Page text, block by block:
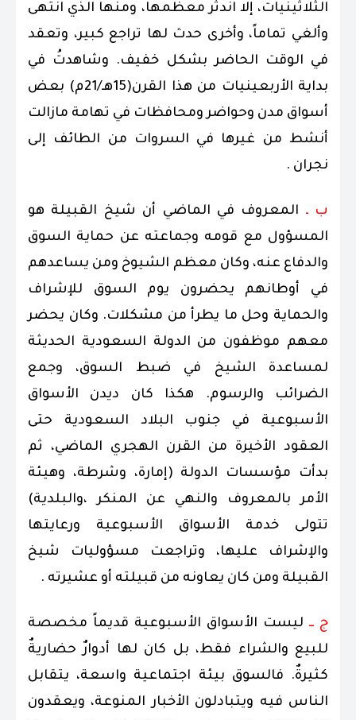
الثلاثينيات، إلا اندثر معظمها، ومنها الذي انتهى
وألغي تماماً، وأخرى حدث لها تراجع كبير، وتعقد
في الوقت الحاضر بشكل خفيف. وشاهدتُ في
بداية الأربعينيات من هذا القرن(15هـ/21م) بعض
أسواق مدن وحواضر ومحافظات في تهامة مازالت
أنشط من غيرها في السروات من الطائف إلى
نجران .
ب ـ المعروف في الماضي أن شيخ القبيلة هو
المسؤول مع قومه وجماعته عن حماية السوق
والدفاع عنه، وكان معظم الشيوخ ومن يساعدهم
في أوطانهم يحضرون يوم السوق للإشراف
والحماية وحل ما يطرأ من مشكلات. وكان يحضر
معهم موظفون من الدولة السعودية الحديثة
لمساعدة الشيخ في ضبط السوق، وجمع
الضرائب والرسوم. هكذا كان ديدن الأسواق
الأسبوعية في جنوب البلاد السعودية حتى
العقود الأخيرة من القرن الهجري الماضي، ثم
بدأت مؤسسات الدولة (إمارة، وشرطة، وهيئة
الأمر بالمعروف والنهي عن المنكر ،والبلدية)
تتولى خدمة الأسواق الأسبوعية ورعايتها
والإشراف عليها، وتراجعت مسؤوليات شيخ
القبيلة ومن كان يعاونه من قبيلته أو عشيرته .
ج ــ ليست الأسواق الأسبوعية قديماً مخصصة
للبيع والشراء فقط، بل كان لها أدوارٌ حضاريةٌ
كثيرةٌ. فالسوق بيئة اجتماعية واسعة، يتقابل
الناس فيه ويتبادلون الأخبار المنوعة، ويعقدون